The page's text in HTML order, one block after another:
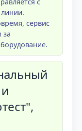
сервис
за